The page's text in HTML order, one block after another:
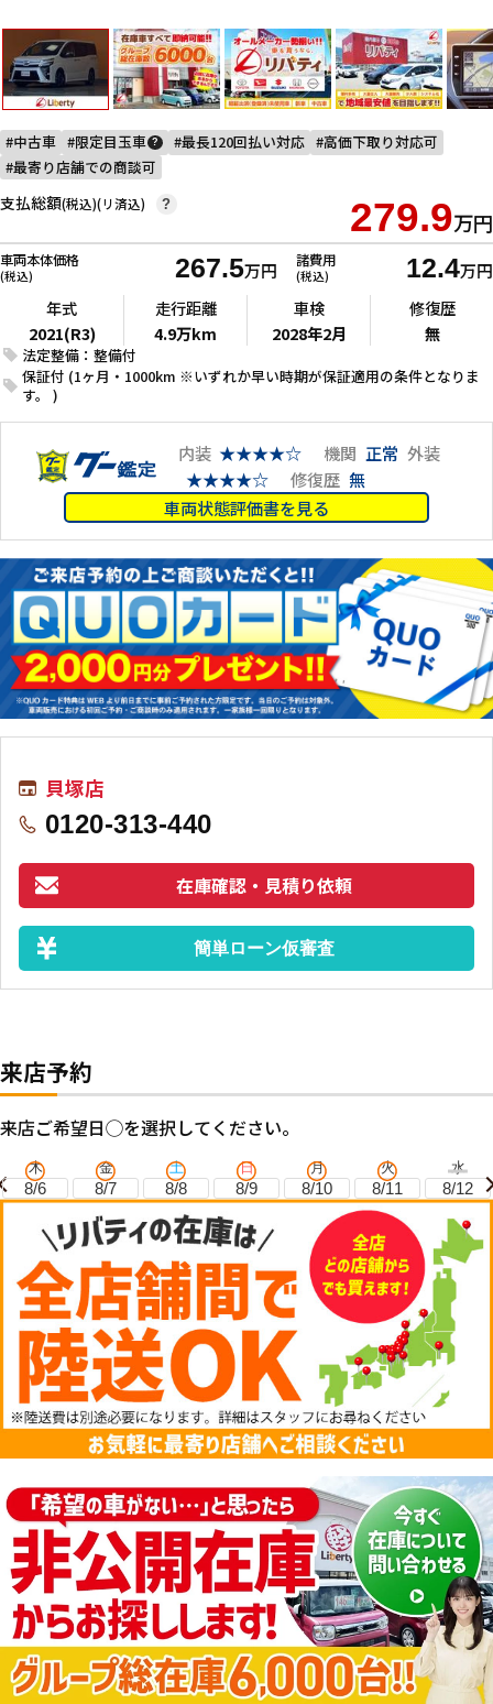
中古車 限定目玉車 ? 最長120回払い対応
高価下取り対応可
最寄り店舗での商談可
支払総額(税込)(リ済込) 279.9万円
?
車両本体価格
(税込) 267.5万円 諸費用
(税込) 12.4万円
法定整備：整備付
保証付 (1ヶ月・1000km ※いずれか早い時期が保証適用の条件となりま
す。 )
年式
2021(R3)
走行距離
4.9万km
車検
2028年2月
修復歴
無
内装 ★★★★☆ 機関 正常 外装
★★★★☆
修復歴 無
車両状態評価書を見る
貝塚店
0120-313-440
在庫確認・見積り依頼
簡単ローン仮審査
来店予約
来店ご希望日◯を選択してください。
木
8/6
金
8/7
土
8/8
日
8/9
月
8/10
火
8/11
水
8/12